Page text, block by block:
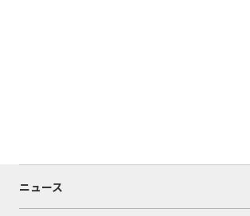
ニュース